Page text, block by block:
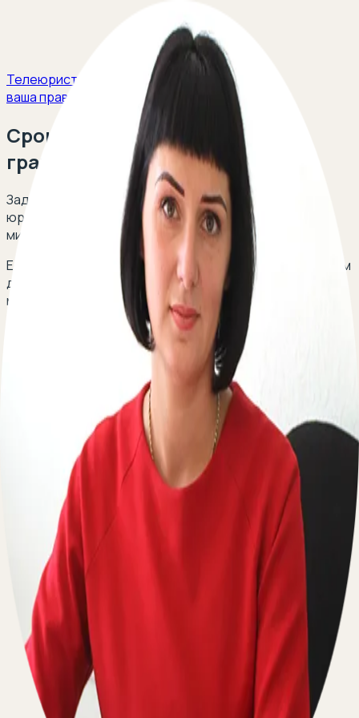
Телеюрист
ваша правовая защита
Срок исковой давности по
гражданским делам
Задайте свой вопрос и получите ответ опытных
юристов в сфере гражданского права в течение 5
минут!
Есть вопрос о сроке исковой давности по гражданским
делам? Оставьте свой телефон, перезвоним
мгновенно:
По вопросам сотрудничества